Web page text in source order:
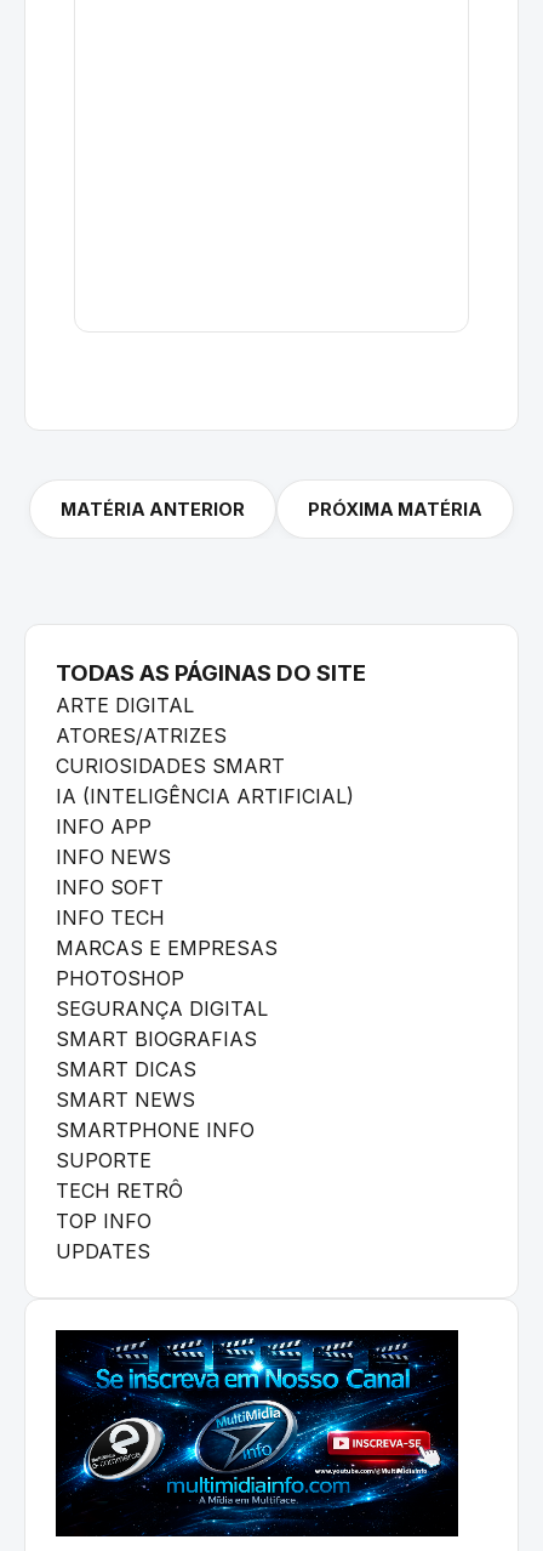
MATÉRIA ANTERIOR PRÓXIMA MATÉRIA
TODAS AS PÁGINAS DO SITE
ARTE DIGITAL
ATORES/ATRIZES
CURIOSIDADES SMART
IA (INTELIGÊNCIA ARTIFICIAL)
INFO APP
INFO NEWS
INFO SOFT
INFO TECH
MARCAS E EMPRESAS
PHOTOSHOP
SEGURANÇA DIGITAL
SMART BIOGRAFIAS
SMART DICAS
SMART NEWS
SMARTPHONE INFO
SUPORTE
TECH RETRÔ
TOP INFO
UPDATES